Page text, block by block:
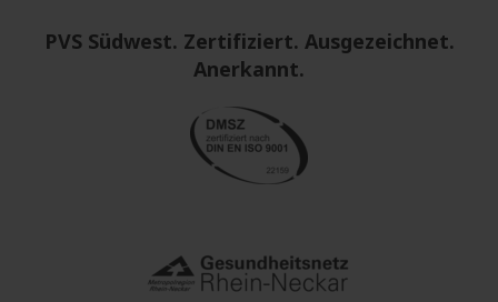
PVS Südwest. Zertifiziert. Ausgezeichnet.
Anerkannt.